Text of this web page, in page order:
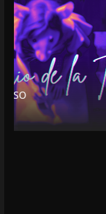
OPINIÓN
LA
2026